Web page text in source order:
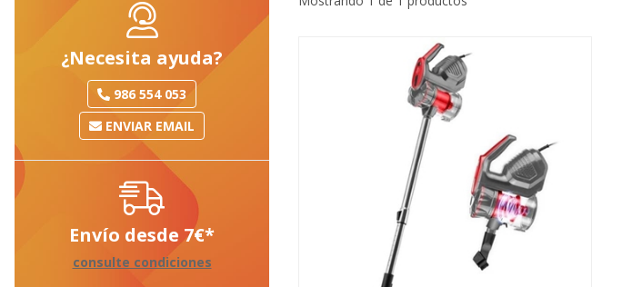
¿Necesita ayuda?
986 554 053
ENVIAR EMAIL
Envío desde 7€*
consulte condiciones